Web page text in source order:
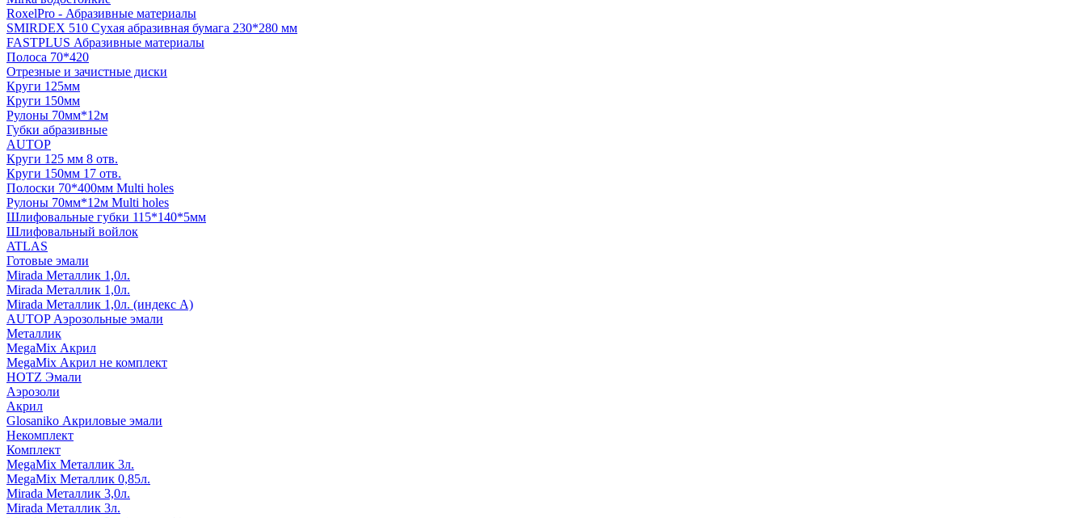
RoxelPro - Абразивные материалы
SMIRDEX 510 Сухая абразивная бумага 230*280 мм
FASTPLUS Абразивные материалы
Полоса 70*420
Отрезные и зачистные диски
Круги 125мм
Круги 150мм
Рулоны 70мм*12м
Губки абразивные
AUTOP
Круги 125 мм 8 отв.
Круги 150мм 17 отв.
Полоски 70*400мм Multi holes
Рулоны 70мм*12м Multi holes
Шлифовальные губки 115*140*5мм
Шлифовальный войлок
ATLAS
Готовые эмали
Mirada Металлик 1,0л.
Mirada Металлик 1,0л.
Mirada Металлик 1,0л. (индекс А)
AUTOP Аэрозольные эмали
Металлик
MegaMix Акрил
MegaMix Акрил не комплект
HOTZ Эмали
Аэрозоли
Акрил
Glosaniko Акриловые эмали
Некомплект
Комплект
MegaMix Металлик 3л.
MegaMix Металлик 0,85л.
Mirada Металлик 3,0л.
Mirada Металлик 3л.